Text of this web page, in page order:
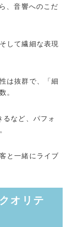
、音響へのこだ
して繊細な表現
は抜群で、「細
。
るなど、パフォ
と一緒にライブ
オリテ